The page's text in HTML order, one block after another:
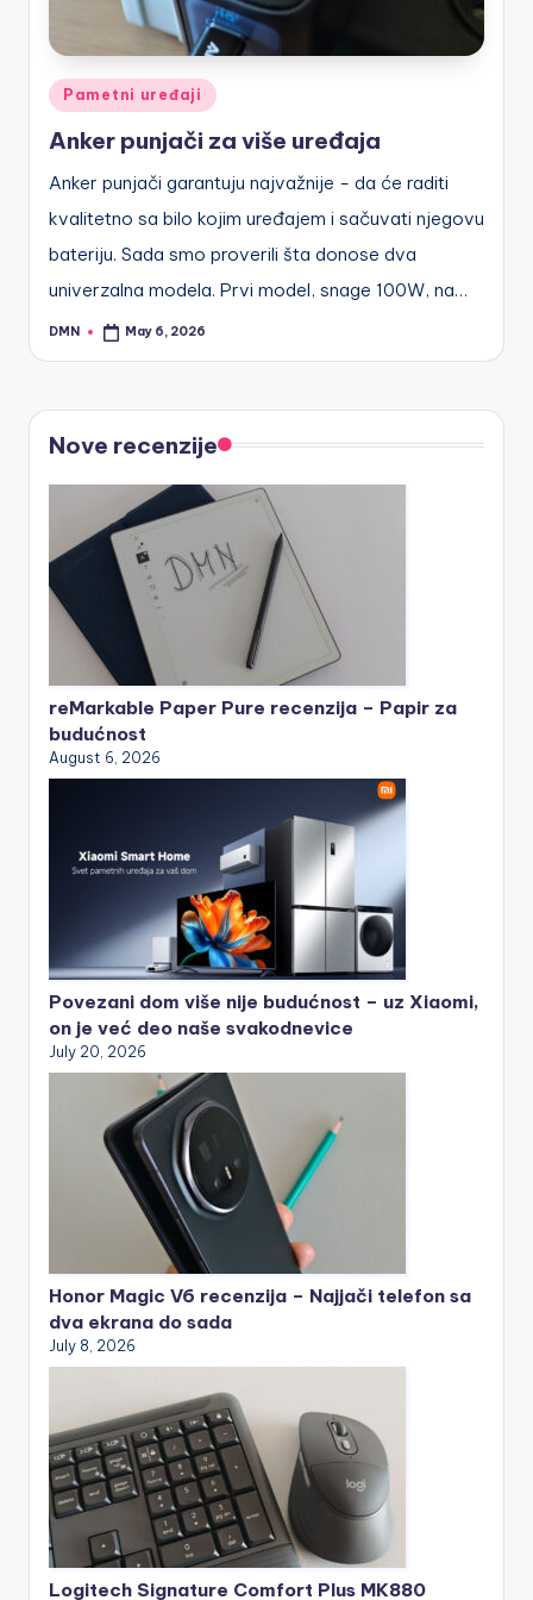
Posted
Pametni uređaji
Anker punjači za više uređaja
Anker punjači garantuju najvažnije - da će raditi
kvalitetno sa bilo kojim uređajem i sačuvati njegovu
bateriju. Sada smo proverili šta donose dva
univerzalna modela. Prvi model, snage 100W, na…
Posted
DMN May 6, 2026
Nove recenzije
reMarkable Paper Pure recenzija – Papir za
budućnost
August 6, 2026
Povezani dom više nije budućnost – uz Xiaomi,
on je već deo naše svakodnevice
July 20, 2026
Honor Magic V6 recenzija – Najjači telefon sa
dva ekrana do sada
July 8, 2026
Logitech Signature Comfort Plus MK880